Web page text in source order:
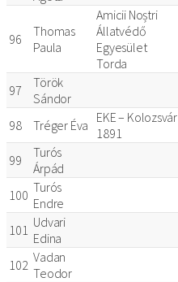
96
Thomas
Paula
Amicii Noștri
Állatvédő
Egyesület
Torda
97
Török
Sándor
98 Tréger Éva EKE – Kolozsvár
1891
99
Turós
Árpád
100 Turós
Endre
101 Udvari
Edina
102 Vadan
Teodor